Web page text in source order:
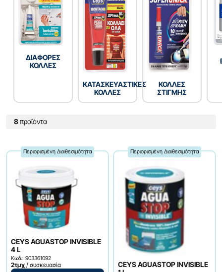
ΔΙΑΦΟΡΕΣ
ΚΟΛΛΕΣ
ΚΑΤΑΣΚΕΥΑΣΤΙΚΕΣ
ΚΟΛΛΕΣ
ΚΟΛΛΕΣ
ΣΤΙΓΜΗΣ
8προϊόντα
Περιορισμένη Διαθεσιμότητα
CEYS AGUASTOP INVISIBLE
4 L
Κωδ.: 903361092
2τμχ / συσκευασία
Περιορισμένη Διαθεσιμότητα
CEYS AGUASTOP INVISIBLE